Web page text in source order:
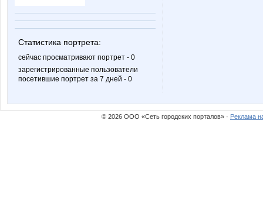
Статистика портрета:
сейчас просматривают портрет - 0
зарегистрированные пользователи
посетившие портрет за 7 дней - 0
© 2026 ООО «Сеть городских порталов» · Реклама